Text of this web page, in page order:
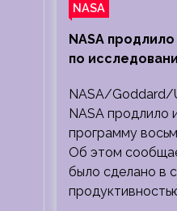
NASA
NASA
по
NASA/Goddard/
NASA продлило
программу
Об этом
было сделано в